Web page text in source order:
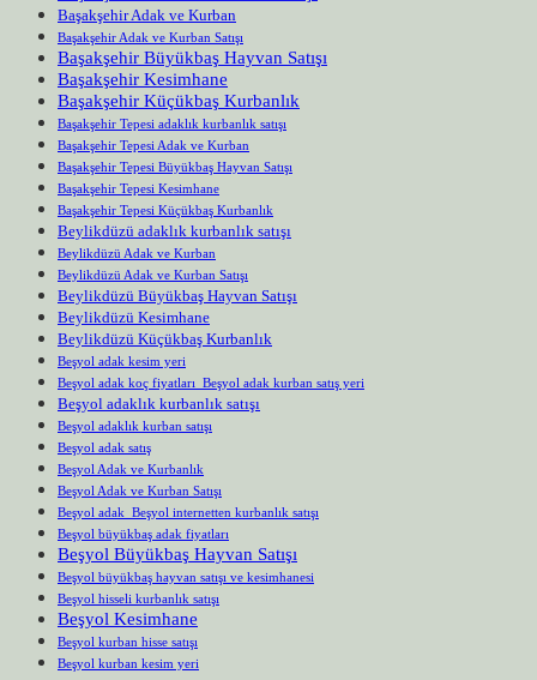
Başakşehir Adak ve Kurban
Başakşehir Adak ve Kurban Satışı
Başakşehir Büyükbaş Hayvan Satışı
Başakşehir Kesimhane
Başakşehir Küçükbaş Kurbanlık
Başakşehir Tepesi adaklık kurbanlık satışı
Başakşehir Tepesi Adak ve Kurban
Başakşehir Tepesi Büyükbaş Hayvan Satışı
Başakşehir Tepesi Kesimhane
Başakşehir Tepesi Küçükbaş Kurbanlık
Beylikdüzü adaklık kurbanlık satışı
Beylikdüzü Adak ve Kurban
Beylikdüzü Adak ve Kurban Satışı
Beylikdüzü Büyükbaş Hayvan Satışı
Beylikdüzü Kesimhane
Beylikdüzü Küçükbaş Kurbanlık
Beşyol adak kesim yeri
Beşyol adak koç fiyatları Beşyol adak kurban satış yeri
Beşyol adaklık kurbanlık satışı
Beşyol adaklık kurban satışı
Beşyol adak satış
Beşyol Adak ve Kurbanlık
Beşyol Adak ve Kurban Satışı
Beşyol adak Beşyol internetten kurbanlık satışı
Beşyol büyükbaş adak fiyatları
Beşyol Büyükbaş Hayvan Satışı
Beşyol büyükbaş hayvan satışı ve kesimhanesi
Beşyol hisseli kurbanlık satışı
Beşyol Kesimhane
Beşyol kurban hisse satışı
Beşyol kurban kesim yeri